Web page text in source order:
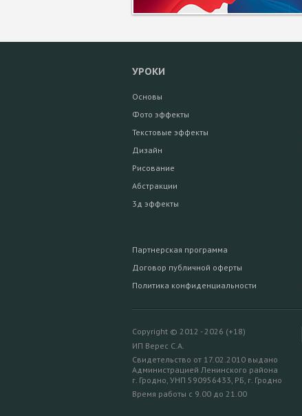
УРОКИ
Основы
Фото эффекты
Текстовые эффекты
Дизайн
Рисование
Абстракции
3д эффекты
Партнерская программа
Договор публичной оферты
Политика конфиденциальности
Copyright © 2012 - 2026 (+18)
ИП Верес С.А.
Свидетельство от 17.02.2010 выдано
Администрацией Ленинского района
г. Гродно, УНП 590956433, РБ, г. Гродно
Время работы с 9.00 до 21.00